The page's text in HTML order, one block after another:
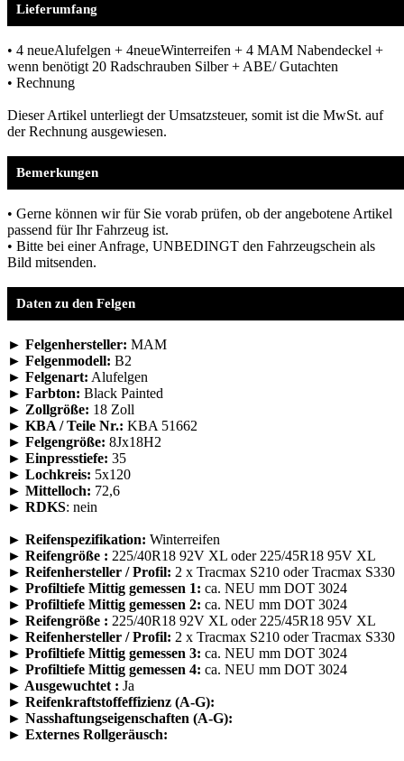
Lieferumfang
• 4 neueAlufelgen + 4neueWinterreifen + 4 MAM Nabendeckel +
wenn benötigt 20 Radschrauben Silber + ABE/ Gutachten
• Rechnung
Dieser Artikel unterliegt der Umsatzsteuer, somit ist die MwSt. auf
der Rechnung ausgewiesen.
Bemerkungen
• Gerne können wir für Sie vorab prüfen, ob der angebotene Artikel
passend für Ihr Fahrzeug ist.
• Bitte bei einer Anfrage, UNBEDINGT den Fahrzeugschein als
Bild mitsenden.
Daten zu den Felgen
► Felgenhersteller: MAM
► Felgenmodell: B2
► Felgenart: Alufelgen
► Farbton: Black Painted
► Zollgröße: 18 Zoll
► KBA / Teile Nr.: KBA 51662
► Felgengröße: 8Jx18H2
► Einpresstiefe: 35
► Lochkreis: 5x120
► Mittelloch: 72,6
► RDKS: nein
► Reifenspezifikation: Winterreifen
► Reifengröße : 225/40R18 92V XL oder 225/45R18 95V XL
► Reifenhersteller / Profil: 2 x Tracmax S210 oder Tracmax S330
► Profiltiefe Mittig gemessen 1: ca. NEU mm DOT 3024
► Profiltiefe Mittig gemessen 2: ca. NEU mm DOT 3024
► Reifengröße : 225/40R18 92V XL oder 225/45R18 95V XL
► Reifenhersteller / Profil: 2 x Tracmax S210 oder Tracmax S330
► Profiltiefe Mittig gemessen 3: ca. NEU mm DOT 3024
► Profiltiefe Mittig gemessen 4: ca. NEU mm DOT 3024
► Ausgewuchtet : Ja
► Reifenkraftstoffeffizienz (A-G):
► Nasshaftungseigenschaften (A-G):
► Externes Rollgeräusch: